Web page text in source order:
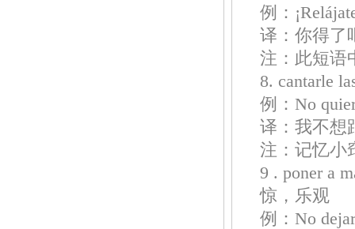
例：
译：你得了
注：此短语
8. cantarle
例：No
译：我不想
注：记忆小
9 . poner a
惊，乐观
例：No